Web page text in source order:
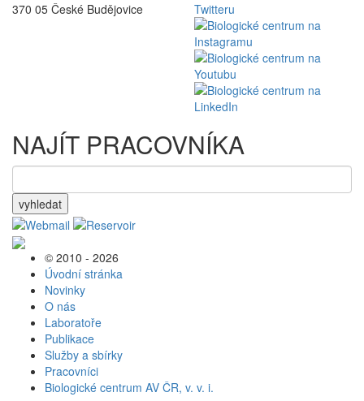
370 05 České Budějovice
NAJÍT PRACOVNÍKA
vyhledat
© 2010 - 2026
Úvodní stránka
Novinky
O nás
Laboratoře
Publikace
Služby a sbírky
Pracovníci
Biologické centrum AV ČR, v. v. i.